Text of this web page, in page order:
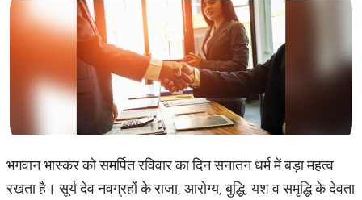
भगवान भास्कर को समर्पित रविवार का दिन सनातन धर्म में बड़ा महत्व
रखता है। सूर्य देव नवग्रहों के राजा, आरोग्य, बुद्धि, यश व समृद्धि के देवता